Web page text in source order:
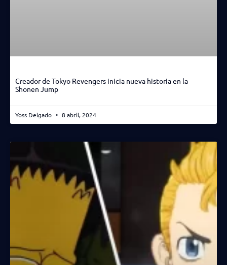
Creador de Tokyo Revengers inicia nueva historia en la
Shonen Jump
Yoss Delgado 8 abril, 2024